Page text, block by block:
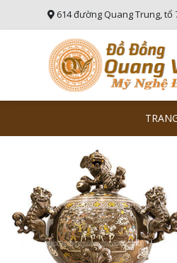
614 đường Quang Trung, tổ